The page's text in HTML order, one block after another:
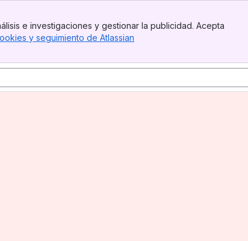
e investigaciones y gestionar la publicidad. Acepta
y seguimiento de Atlassian